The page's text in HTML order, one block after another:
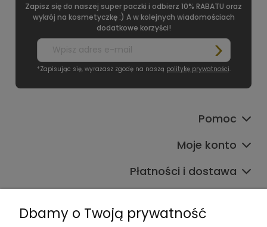
Zapisz się do naszej super paczki i odbierz 10% RABATU oraz
wykrój na kosmetyczkę :) A w kolejnych wiadomościach
dodatkowe korzyści!
*Zapisując się, wyrażasz zgodę na naszą politykę prywatności.
Pomoc
Moje konto
Płatności i dostawa
Dbamy o Twoją prywatność